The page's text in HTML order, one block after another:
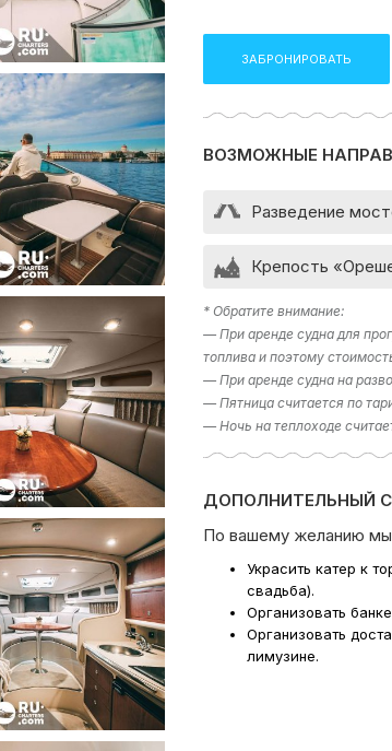
ЗАБРОНИРОВАТЬ
ВОЗМОЖНЫЕ
Разведение
Крепость
* Обратите внимание:
— При аренде судна для
топлива и поэтому
— При аренде судна на
— Пятница считается по
— Ночь на теплоходе
ДОПОЛНИТЕЛЬНЫЙ
По вашему желанию
Украсить катер к
свадьба).
Организовать
Организовать
лимузине.